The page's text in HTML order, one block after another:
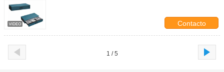
Contacto
1 / 5